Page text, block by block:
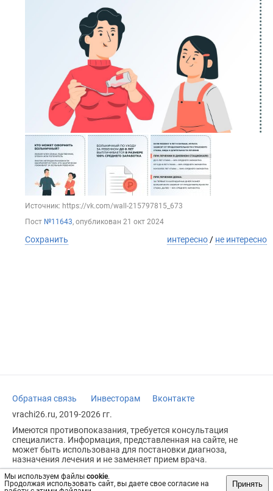
Мы используем файлы cookie.
Продолжая использовать сайт, вы даете свое согласие на
Принять
Источник: https://vk.com/wall-215797815_673
Пост №11643, опубликован 21 окт 2024
Сохранить интересно / не интересно
Обратная связь Инвесторам
Вконтакте
vrachi26.ru, 2019-2026 гг.
Имеются противопоказания, требуется консультация
специалиста. Информация, представленная на сайте, не
может быть использована для постановки диагноза,
назначения лечения и не заменяет прием врача.
Возрастное ограничение: 18+